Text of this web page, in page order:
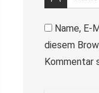
Name, E-
diesem
Kommentar